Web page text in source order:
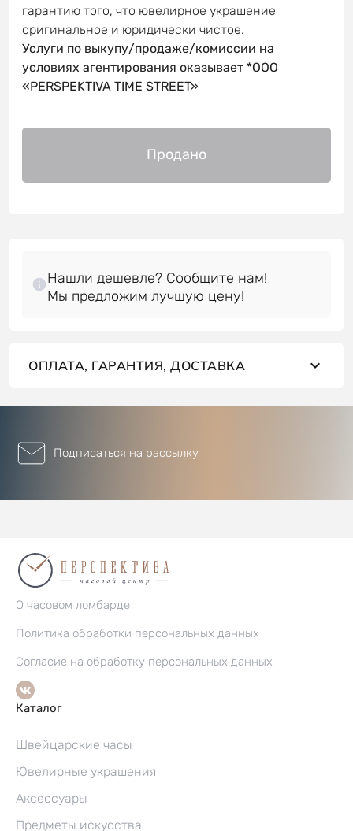
гарантию того, что ювелирное украшение
оригинальное и юридически чистое.
Услуги по выкупу/продаже/комиссии на
условиях агентирования оказывает *OOO
«PERSPEKTIVA TIME STREET»
Продано
Нашли дешевле? Сообщите нам!
ОПЛАТА, ГАРАНТИЯ, ДОСТАВКА
Подписаться на рассылку
О часовом ломбарде
Политика обработки персональных данных
Согласие на обработку персональных данных
Каталог
Швейцарские часы
Ювелирные украшения
Аксессуары
Предметы искусства